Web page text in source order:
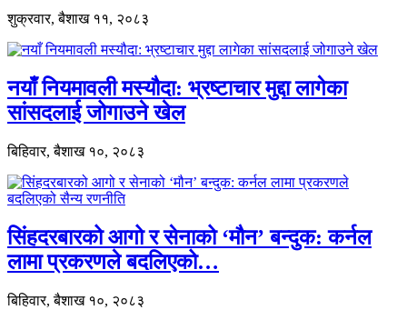
शुक्रवार, बैशाख ११, २०८३
नयाँ नियमावली मस्यौदा: भ्रष्टाचार मुद्दा लागेका
सांसदलाई जोगाउने खेल
बिहिवार, बैशाख १०, २०८३
सिंहदरबारको आगो र सेनाको ‘मौन’ बन्दुक: कर्नल
लामा प्रकरणले बदलिएको…
बिहिवार, बैशाख १०, २०८३